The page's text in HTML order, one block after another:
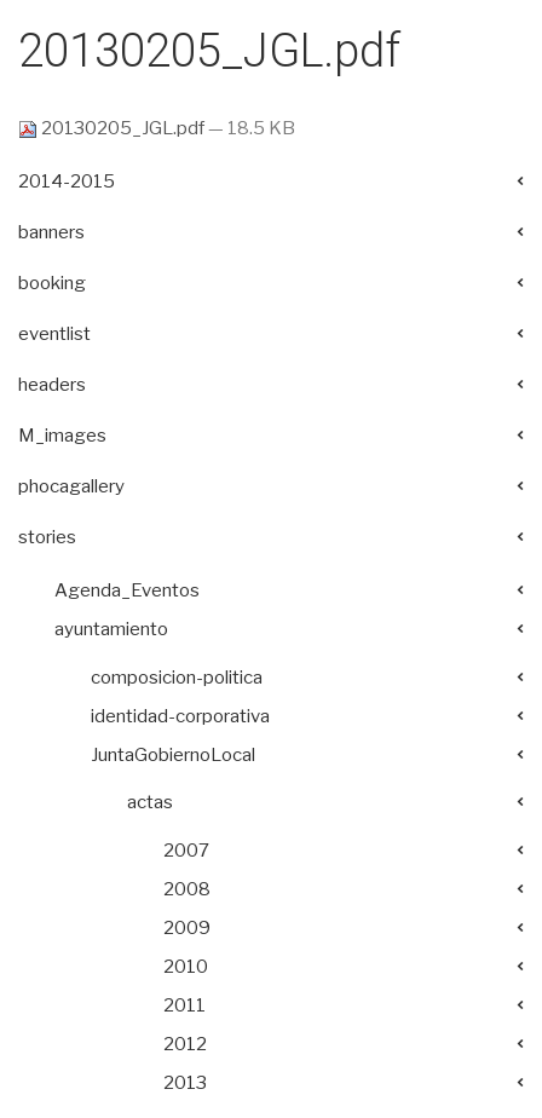
20130205_JGL.pdf
20130205_JGL.pdf— 18.5 KB
2014-2015
banners
booking
eventlist
headers
M_images
phocagallery
stories
Agenda_Eventos
ayuntamiento
composicion-politica
identidad-corporativa
JuntaGobiernoLocal
actas
2007
2008
2009
2010
2011
2012
2013